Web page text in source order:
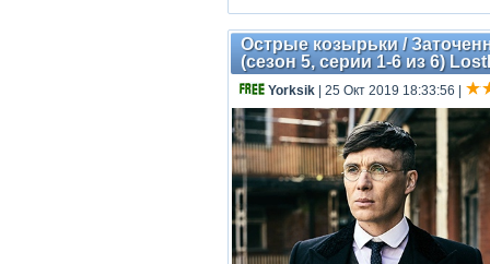
Острые козырьки /
(сезон 5, серии 1-6 из 6)
Yorksik | 25 Окт 2019 18:33:56